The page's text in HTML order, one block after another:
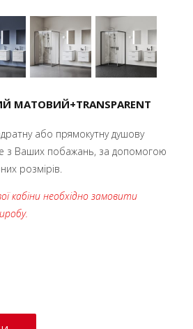
МАТОВИЙ+TRANSPARENT
або прямокутну душову
з Ваших побажань, за допомогою
розмірів.
кабіни необхідно замовити